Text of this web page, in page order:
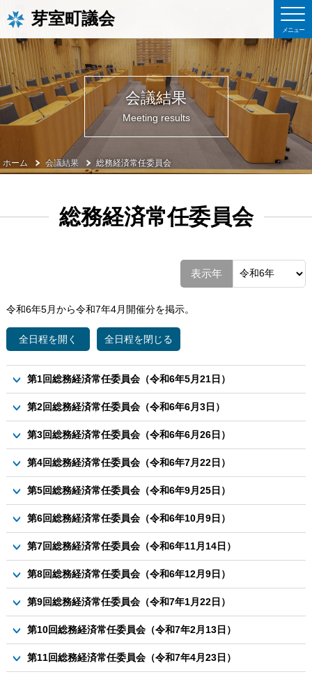
芽室町議会
会議結果
Meeting results
ホーム 会議結果 総務経済常任委員会
総務経済常任委員会
表示年
令和6年5月から令和7年4月開催分を掲示。
第1回総務経済常任委員会（令和6年5月21日）
議案
資料1-1 芽室町公共施設等総合管理計画の改訂について
資料1-2 芽室町公共施設等総合管理計画の改訂について（計画
書）
資料2 小水力発電施設の整備について
資料3-1 芽室町地球温暖化防止実行計画（区域施策編）策定に
ついて【ダイジェスト版】
資料3-2 芽室町地球温暖化防止実行計画（区域施策編）策定に
ついて【概要版】
資料6-1 芽室町観光ビジョンについて
資料6-2 芽室町観光ビジョンについて
第2回総務経済常任委員会（令和6年6月3日）
議案
資料1-1 めむろ新嵐山株式会社の検証について
資料1-2（参考） めむろ新嵐山株式会社の検証について
当日追加資料2-1 総務経済常任委員会における資料要求につい
て
当日追加資料2-2 総務経済常任委員会における資料要求につい
て
第3回総務経済常任委員会（令和6年6月26日）
議案
資料1-1 総務経済常任委員会における資料要求について
資料1-2 総務経済常任委員会における資料要求について
第4回総務経済常任委員会（令和6年7月22日）
議案
第5回総務経済常任委員会（令和6年9月25日）
議案
資料１ 令和５年度指定管理者評価結果について（めむろ駅前
プラザ）
第6回総務経済常任委員会（令和6年10月9日）
議案
資料1 空家等対策事業について
資料2 地域集会施設再整備計画について
第7回総務経済常任委員会（令和6年11月14日）
議案
資料1-1～1-3 合同納骨塚の整備について
資料2-1 令和６年度芽室町除雪計画について（変更点）
資料2-2 令和６年度芽室町除雪計画について（計画）
資料3-1 芽室町都市公園ストック再編計画策定について
第8回総務経済常任委員会（令和6年12月9日）
議案
資料1 Jクレジット事業の実施について
資料2 芽室町商工会役員との意見交換会について
資料3 令和６年度総務経済常任委員会の抽出事業について
第9回総務経済常任委員会（令和7年1月22日）
議案
資料1 芽室町下水道事業経営戦略改定（案）について
当日資料2 国際・地域間交流事業について
第10回総務経済常任委員会（令和7年2月13日）
議案
資料1 町民向けゼロカーボン補助事業の実施について
第11回総務経済常任委員会（令和7年4月23日）